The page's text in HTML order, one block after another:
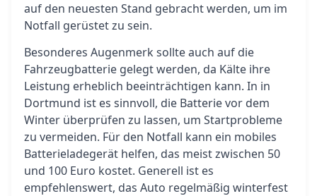
auf den neuesten Stand gebracht werden, um im
Notfall gerüstet zu sein.
Besonderes Augenmerk sollte auch auf die
Fahrzeugbatterie gelegt werden, da Kälte ihre
Leistung erheblich beeinträchtigen kann. In in
Dortmund ist es sinnvoll, die Batterie vor dem
Winter überprüfen zu lassen, um Startprobleme
zu vermeiden. Für den Notfall kann ein mobiles
Batterieladegerät helfen, das meist zwischen 50
und 100 Euro kostet. Generell ist es
empfehlenswert, das Auto regelmäßig winterfest